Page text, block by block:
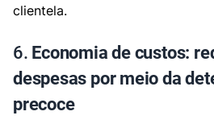
clientela.
6. Economia de custos:
despesas por meio da
precoce